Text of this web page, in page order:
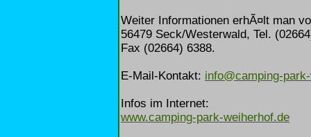
Weiter Informationen erhÃ¤lt man
56479 Seck/Westerwald, Tel.
Fax (02664) 6388.
E-Mail-Kontakt: info@camping-
Infos im Internet:
www.camping-park-weiherhof.de